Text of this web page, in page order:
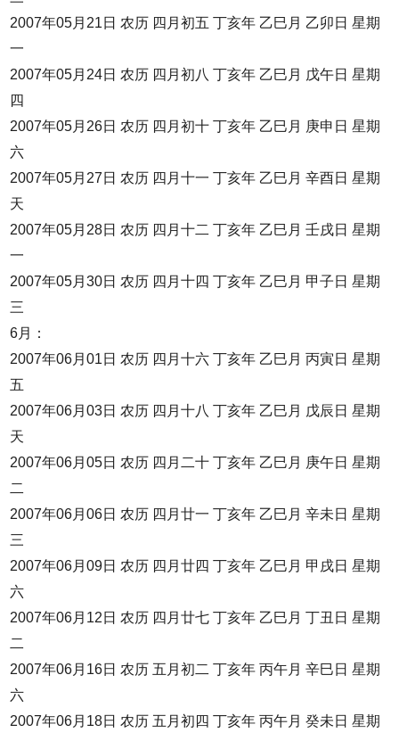
2007年05月21日 农历 四月初五 丁亥年 乙巳月 乙卯日 星期
一
2007年05月24日 农历 四月初八 丁亥年 乙巳月 戊午日 星期
四
2007年05月26日 农历 四月初十 丁亥年 乙巳月 庚申日 星期
六
2007年05月27日 农历 四月十一 丁亥年 乙巳月 辛酉日 星期
天
2007年05月28日 农历 四月十二 丁亥年 乙巳月 壬戌日 星期
一
2007年05月30日 农历 四月十四 丁亥年 乙巳月 甲子日 星期
三
6月：
2007年06月01日 农历 四月十六 丁亥年 乙巳月 丙寅日 星期
五
2007年06月03日 农历 四月十八 丁亥年 乙巳月 戊辰日 星期
天
2007年06月05日 农历 四月二十 丁亥年 乙巳月 庚午日 星期
二
2007年06月06日 农历 四月廿一 丁亥年 乙巳月 辛未日 星期
三
2007年06月09日 农历 四月廿四 丁亥年 乙巳月 甲戌日 星期
六
2007年06月12日 农历 四月廿七 丁亥年 乙巳月 丁丑日 星期
二
2007年06月16日 农历 五月初二 丁亥年 丙午月 辛巳日 星期
六
2007年06月18日 农历 五月初四 丁亥年 丙午月 癸未日 星期